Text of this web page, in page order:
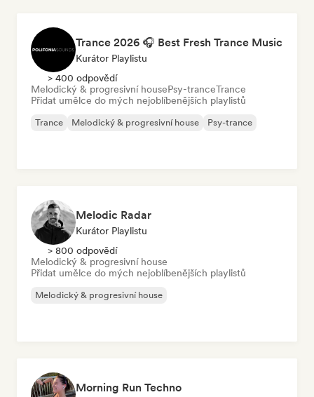
Trance 2026 🎧 Best Fresh Trance Music
Kurátor Playlistu
> 400 odpovědí
Melodický & progresivní housePsy-tranceTrance
Přidat umělce do mých nejoblíbenějších playlistů
Trance Melodický & progresivní house Psy-trance
Melodic Radar
Kurátor Playlistu
> 800 odpovědí
Melodický & progresivní house
Přidat umělce do mých nejoblíbenějších playlistů
Melodický & progresivní house
Morning Run Techno